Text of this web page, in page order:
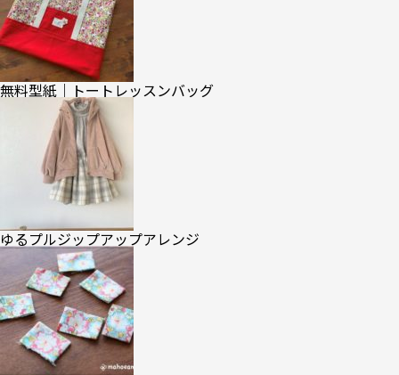
無料型紙｜トートレッスンバッグ
ゆるプルジップアップアレンジ